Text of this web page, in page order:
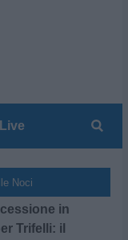
Live
Noci
in
Trifelli: il